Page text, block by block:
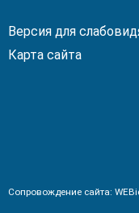
Версия для
Карта сайта
Сопровождение сайта: